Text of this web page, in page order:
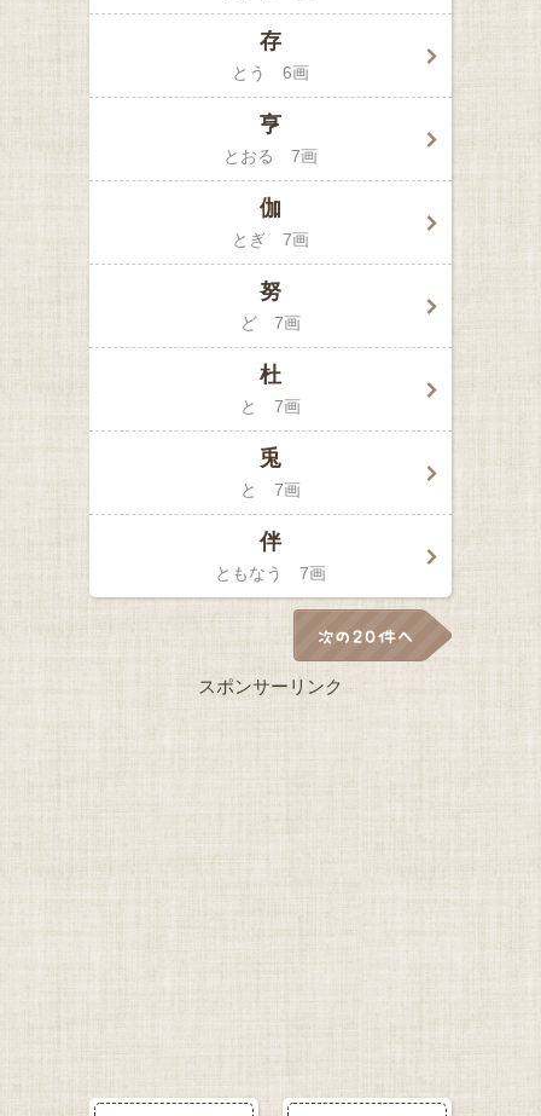
存
とう 6画
亨
とおる 7画
伽
とぎ 7画
努
ど 7画
杜
と 7画
兎
と 7画
伴
ともなう 7画
スポンサーリンク